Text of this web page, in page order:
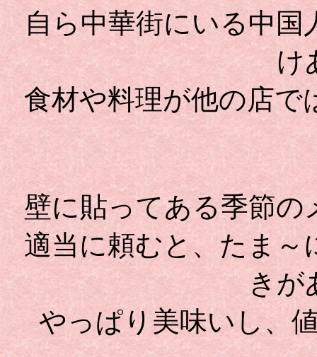
自ら中華街にいる中
け
食材や料理が他の店
壁に貼ってある季節
適当に頼むと、たま
きが
やっぱり美味いし、